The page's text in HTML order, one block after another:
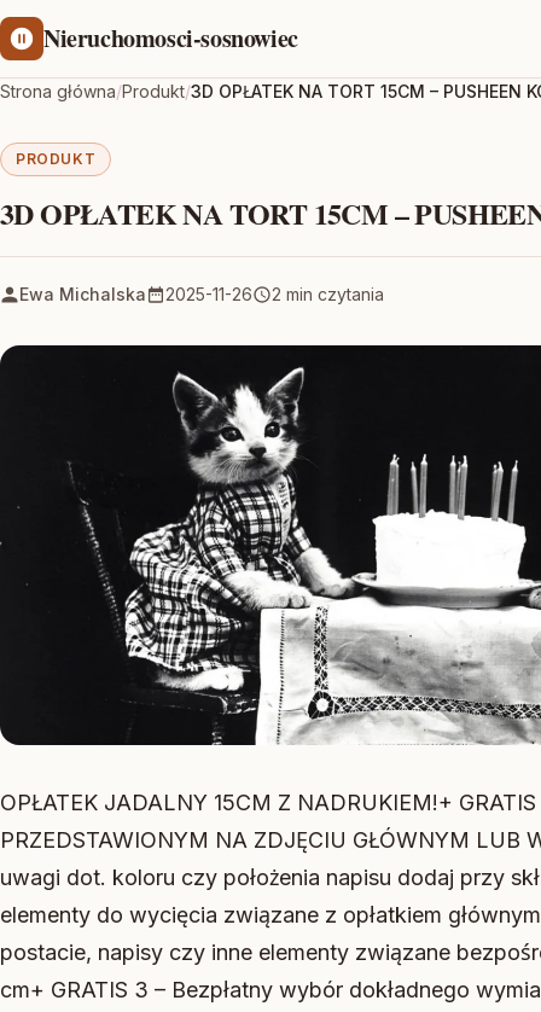
Nieruchomosci-sosnowiec
Strona główna/Produkt/3D OPŁATEK NA TORT 15CM – PUSHEEN
PRODUKT
3D OPŁATEK NA TORT 15CM –
Ewa Michalska 2025-11-26 2 min czytania
OPŁATEK JADALNY 15CM Z NADRUKIEM!+
PRZEDSTAWIONYM NA ZDJĘCIU GŁÓWNYM LUB
uwagi dot. koloru czy położenia napisu dodaj przy
elementy do wycięcia związane z opłatkiem
postacie, napisy czy inne elementy związane
cm+ GRATIS 3 – Bezpłatny wybór dokładnego